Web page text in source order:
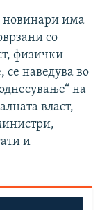
новинари има
со
физички
наведува во
на
власт,
и